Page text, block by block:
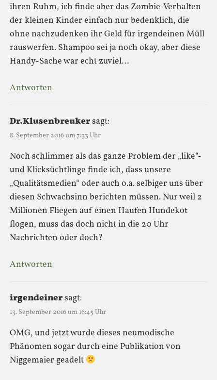
ihren Ruhm, ich finde aber das Zombie-Verhalten
der kleinen Kinder einfach nur bedenklich, die
ohne nachzudenken ihr Geld für irgendeinen Müll
rauswerfen. Shampoo sei ja noch okay, aber diese
Handy-Sache war echt zuviel…
Antworten
Dr.Klusenbreukersagt:
8. September 2016 um 7:33 Uhr
Noch schlimmer als das ganze Problem der „like“-
und Klicksüchtlinge finde ich, dass unsere
„Qualitätsmedien“ oder auch o.a. selbiger uns über
diesen Schwachsinn berichten müssen. Nur weil 2
Millionen Fliegen auf einen Haufen Hundekot
flogen, muss das doch nicht in die 20 Uhr
Nachrichten oder doch?
Antworten
irgendeinersagt:
13. September 2016 um 16:45 Uhr
OMG, und jetzt wurde dieses neumodische
Phänomen sogar durch eine Publikation von
Niggemaier geadelt